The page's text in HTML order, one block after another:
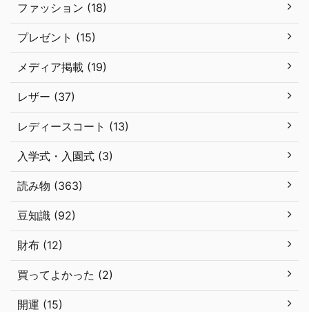
ファッション (18)
プレゼント (15)
メディア掲載 (19)
レザー (37)
レディースコート (13)
入学式・入園式 (3)
読み物 (363)
豆知識 (92)
財布 (12)
買ってよかった (2)
開運 (15)